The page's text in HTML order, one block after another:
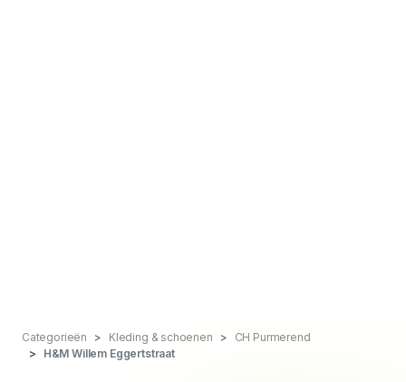
Categorieën Kleding & schoenen
CH Purmerend
H&M Willem Eggertstraat